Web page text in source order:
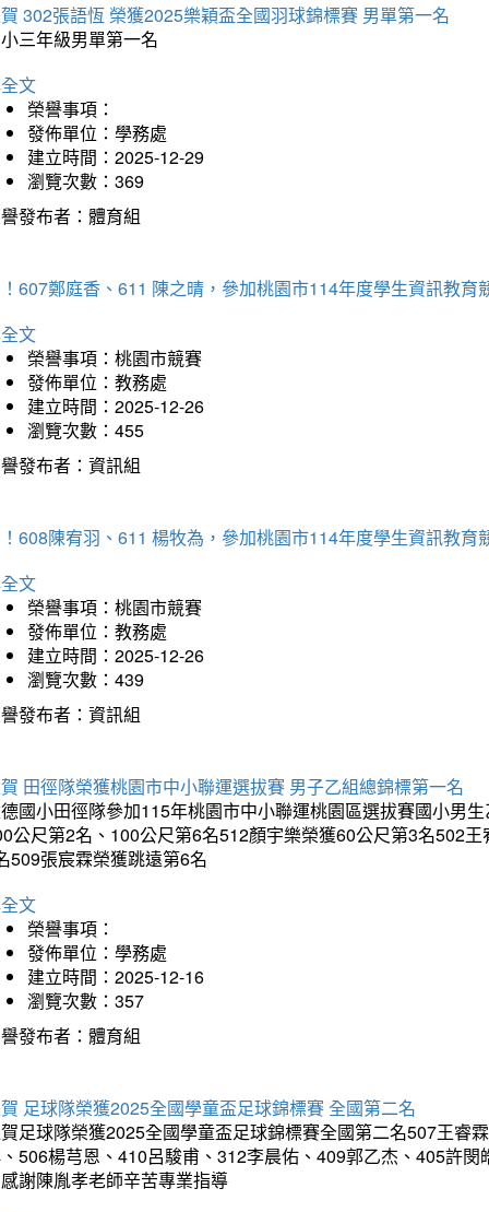
302張語恆 榮獲2025樂穎盃全國羽球錦標賽 男單第一名
三年級男單第一名
文
榮譽事項：
發佈單位：學務處
建立時間：2025-12-29
瀏覽次數：369
發布者：體育組
607鄭庭香、611 陳之晴，參加桃園市114年度學生資訊教育
文
榮譽事項：桃園市競賽
發佈單位：教務處
建立時間：2025-12-26
瀏覽次數：455
發布者：資訊組
608陳宥羽、611 楊牧為，參加桃園市114年度學生資訊教育
文
榮譽事項：桃園市競賽
發佈單位：教務處
建立時間：2025-12-26
瀏覽次數：439
發布者：資訊組
田徑隊榮獲桃園市中小聯運選拔賽 男子乙組總錦標第一名
國小田徑隊參加115年桃園市中小聯運桃園區選拔賽國小男
公尺第2名、100公尺第6名512顏宇樂榮獲60公尺第3名502
509張宸霖榮獲跳遠第6名
文
榮譽事項：
發佈單位：學務處
建立時間：2025-12-16
瀏覽次數：357
發布者：體育組
足球隊榮獲2025全國學童盃足球錦標賽 全國第二名
足球隊榮獲2025全國學童盃足球錦標賽全國第二名507王睿
506楊芎恩、410呂駿甫、312李晨佑、409郭乙杰、405許
謝陳胤孝老師辛苦專業指導